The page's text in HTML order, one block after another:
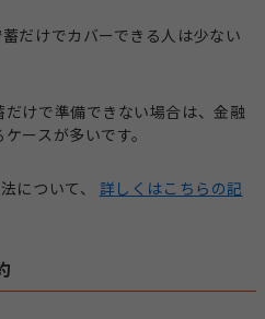
だけでカバーできる人は少ない
けで準備できない場合は、金融
ースが多いです。
について、 詳しくはこちらの記